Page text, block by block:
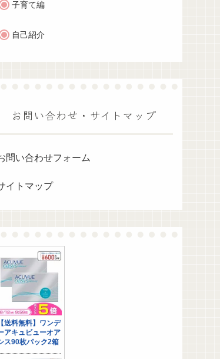
子育て編
自己紹介
お問い合わせ・サイトマップ
問い合わせフォーム
イトマップ